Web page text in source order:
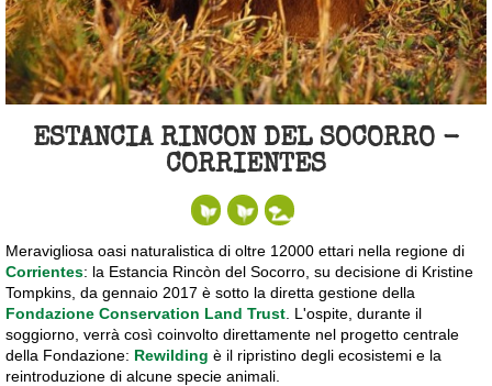
ESTANCIA RINCON DEL SOCORRO -
CORRIENTES
Meravigliosa oasi naturalistica di oltre 12000 ettari nella regione di
Corrientes: la Estancia Rincòn del Socorro, su decisione di Kristine
Tompkins, da gennaio 2017 è sotto la diretta gestione della
Fondazione Conservation Land Trust . L'ospite, durante il
soggiorno, verrà così coinvolto direttamente nel progetto centrale
della Fondazione: Rewilding è il ripristino degli ecosistemi e la
reintroduzione di alcune specie animali.